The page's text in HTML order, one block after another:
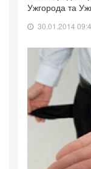
Ужгорода та
30.01.2014